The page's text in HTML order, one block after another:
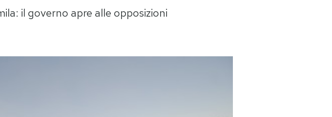
il governo apre alle opposizioni